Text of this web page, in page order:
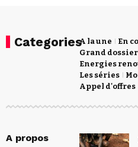
CategoriesA la une
En
Grand dossier
Energies
Les séries
Appel d'offres
A propos